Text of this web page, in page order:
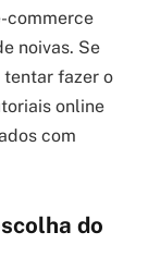
commerce
noivas. Se
fazer o
online
com
do